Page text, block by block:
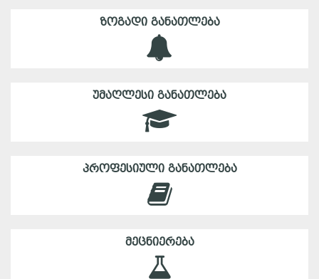
ᲖᲝᲒᲐᲓᲘ ᲒᲐᲜᲐᲗᲚᲔᲑᲐ
ᲣᲛᲐᲦᲚᲔᲡᲘ ᲒᲐᲜᲐᲗᲚᲔᲑᲐ
ᲞᲠᲝᲤᲔᲡᲘᲣᲚᲘ ᲒᲐᲜᲐᲗᲚᲔᲑᲐ
ᲛᲔᲪᲜᲘᲔᲠᲔᲑᲐ